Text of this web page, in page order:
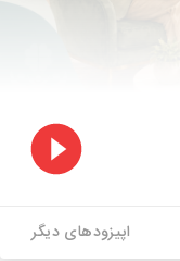
اپیزودهای دیگر